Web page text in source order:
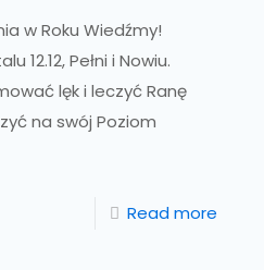
w Roku Wiedźmy!
12.12, Pełni i Nowiu.
lęk i leczyć Ranę
na swój Poziom
Read more